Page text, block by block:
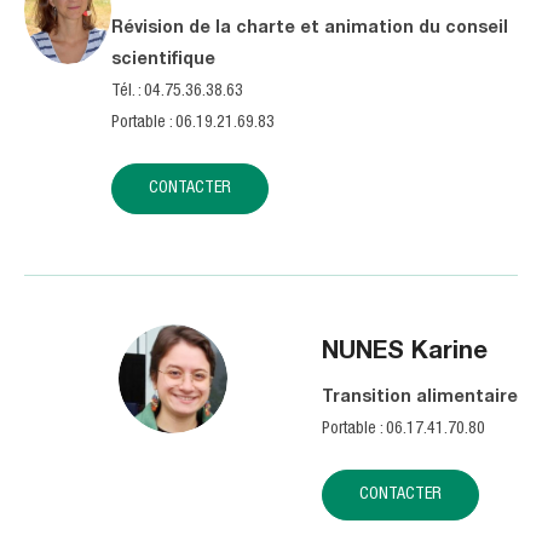
Révision de la charte et animation du conseil
scientifique
Tél. : 04.75.36.38.63
Portable : 06.19.21.69.83
CONTACTER
NUNES Karine
Transition alimentaire
Portable : 06.17.41.70.80
CONTACTER